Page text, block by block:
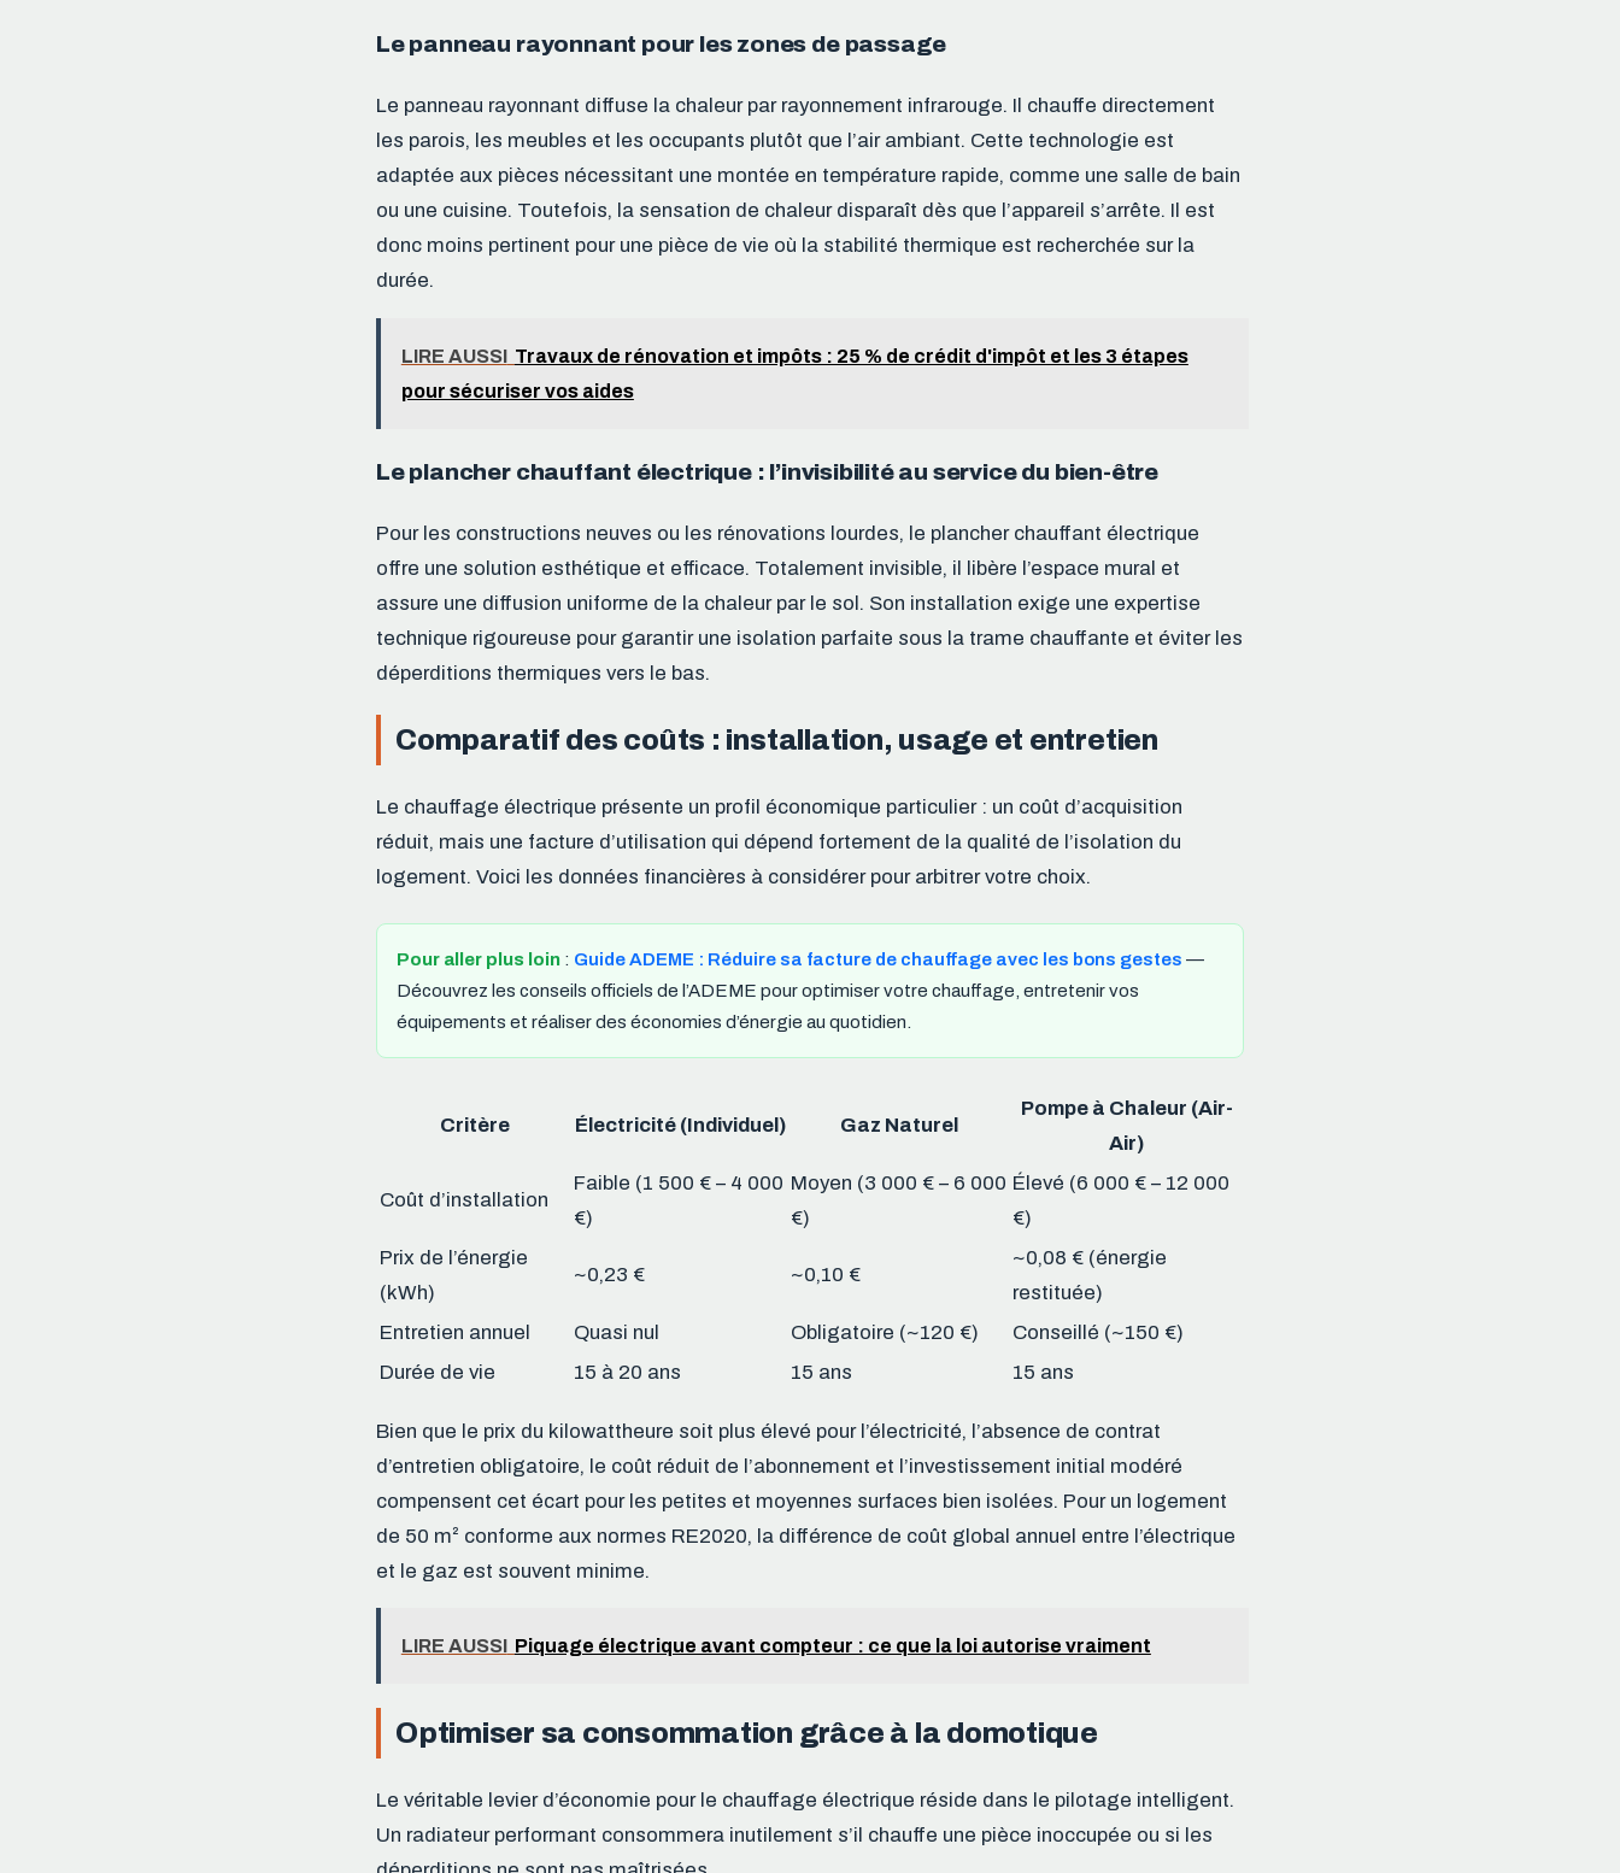
Le panneau rayonnant pour les zones de passage
Le panneau rayonnant diffuse la chaleur par rayonnement infrarouge. Il chauffe directement
les parois, les meubles et les occupants plutôt que l’air ambiant. Cette technologie est
adaptée aux pièces nécessitant une montée en température rapide, comme une salle de bain
ou une cuisine. Toutefois, la sensation de chaleur disparaît dès que l’appareil s’arrête. Il est
donc moins pertinent pour une pièce de vie où la stabilité thermique est recherchée sur la
durée.
LIRE AUSSI Travaux de rénovation et impôts : 25 % de crédit d'impôt et les 3 étapes
pour sécuriser vos aides
Le plancher chauffant électrique : l’invisibilité au service du bien-être
Pour les constructions neuves ou les rénovations lourdes, le plancher chauffant électrique
offre une solution esthétique et efficace. Totalement invisible, il libère l’espace mural et
assure une diffusion uniforme de la chaleur par le sol. Son installation exige une expertise
technique rigoureuse pour garantir une isolation parfaite sous la trame chauffante et éviter les
déperditions thermiques vers le bas.
Comparatif des coûts : installation, usage et entretien
Le chauffage électrique présente un profil économique particulier : un coût d’acquisition
réduit, mais une facture d’utilisation qui dépend fortement de la qualité de l’isolation du
logement. Voici les données financières à considérer pour arbitrer votre choix.
Pour aller plus loin : Guide ADEME : Réduire sa facture de chauffage avec les bons gestes —
Découvrez les conseils officiels de l’ADEME pour optimiser votre chauffage, entretenir vos
équipements et réaliser des économies d’énergie au quotidien.
Critère Électricité (Individuel) Gaz Naturel
Pompe à Chaleur (Air-
Air)
Coût d’installation
Faible (1 500 € – 4 000
€)
Moyen (3 000 € – 6 000
€)
Élevé (6 000 € – 12 000
€)
Prix de l’énergie
(kWh)
~0,23 € ~0,10 €
~0,08 € (énergie
restituée)
Entretien annuel
Quasi nul Obligatoire (~120 €)
Conseillé (~150 €)
Durée de vie
15 à 20 ans 15 ans 15 ans
Bien que le prix du kilowattheure soit plus élevé pour l’électricité, l’absence de contrat
d’entretien obligatoire, le coût réduit de l’abonnement et l’investissement initial modéré
compensent cet écart pour les petites et moyennes surfaces bien isolées. Pour un logement
de 50 m² conforme aux normes RE2020, la différence de coût global annuel entre l’électrique
et le gaz est souvent minime.
LIRE AUSSI Piquage électrique avant compteur : ce que la loi autorise vraiment
Optimiser sa consommation grâce à la domotique
Le véritable levier d’économie pour le chauffage électrique réside dans le pilotage intelligent.
Un radiateur performant consommera inutilement s’il chauffe une pièce inoccupée ou si les